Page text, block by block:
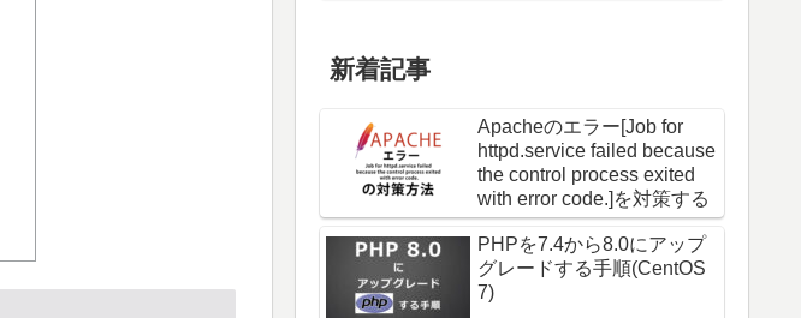
新着記事
Apacheのエラー[Job for
httpd.service failed because
the control process exited
with error code.]を対策する
PHPを7.4から8.0にアップ
グレードする手順(CentOS
7)